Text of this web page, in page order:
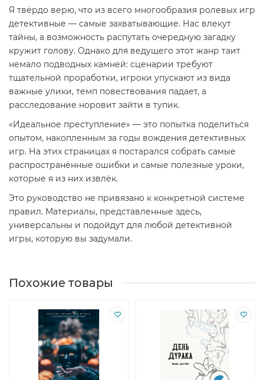
Я твёрдо верю, что из всего многообразия ролевых игр
детективные — самые захватывающие. Нас влекут
тайны, а возможность распутать очередную загадку
кружит голову. Однако для ведущего этот жанр таит
немало подводных камней: сценарии требуют
тщательной проработки, игроки упускают из вида
важные улики, темп повествования падает, а
расследование норовит зайти в тупик.
«Идеальное преступление» — это попытка поделиться
опытом, накопленным за годы вождения детективных
игр. На этих страницах я постарался собрать самые
распространённые ошибки и самые полезные уроки,
которые я из них извлёк.
Это руководство не привязано к конкретной системе
правил. Материалы, представленные здесь,
универсальны и подойдут для любой детективной
игры, которую вы задумали.
Похожие товары